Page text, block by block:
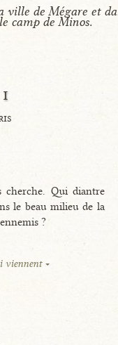
ville de Mégare et
camp de Minos.
i
Qui diantre
le beau milieu de la
?
viennent